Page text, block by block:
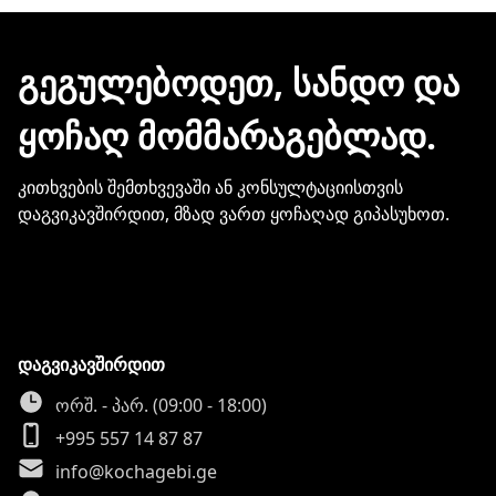
ჩვენთან პროდუქციის შეძენისთვის არ
მონაცემების და სხვა პირადი
ინფორმაციის გაზიარება.
ᲒᲔᲒᲣᲚᲔᲑᲝᲓᲔᲗ, ᲡᲐᲜᲓᲝ ᲓᲐ
ᲧᲝᲩᲐᲦ ᲛᲝᲛᲛᲐᲠᲐᲒᲔᲑᲚᲐᲓ.
კითხვების შემთხვევაში ან კონსულტაციისთვის
დაგვიკავშირდით, მზად ვართ ყოჩაღად გიპასუხოთ.
დაგვიკავშირდით
ორშ. - პარ. (09:00 - 18:00)
+995 557 14 87 87
info@kochagebi.ge